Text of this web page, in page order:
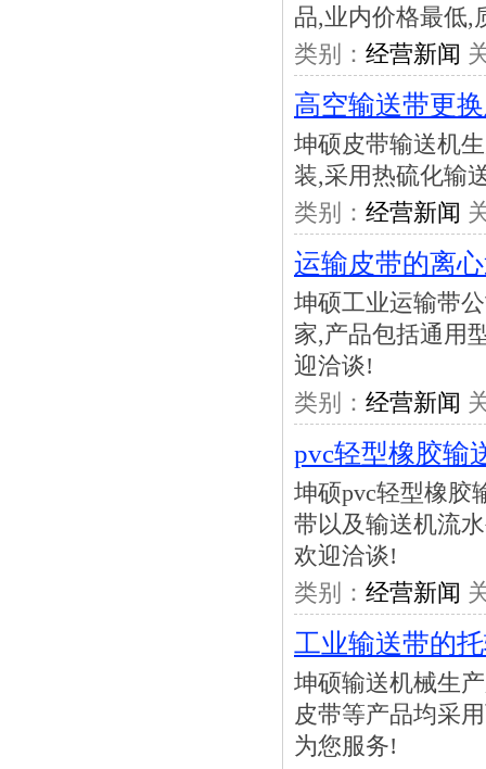
品,业内价格最低,
类别： 经营新闻
高空输送带更
坤硕皮带输送机
装,采用热硫化输
类别： 经营新闻
运输皮带的离
坤硕工业运输带
家,产品包括通用
迎洽谈!
类别： 经营新闻
pvc轻型橡胶输
坤硕pvc轻型橡胶
带以及输送机流
欢迎洽谈!
类别： 经营新闻
工业输送带的
坤硕输送机械生
皮带等产品均采
为您服务!